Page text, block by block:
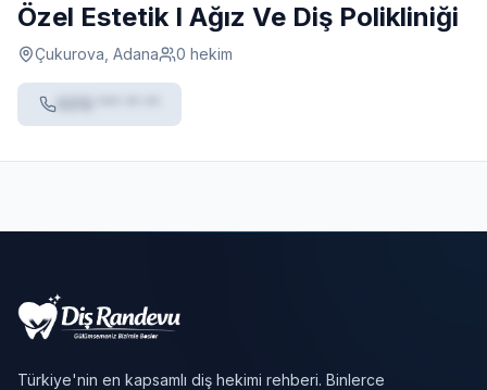
Özel Estetik I Ağız Ve Diş Polikliniği
Çukurova, Adana 0 hekim
Türkiye'nin en kapsamlı diş hekimi rehberi. Binlerce